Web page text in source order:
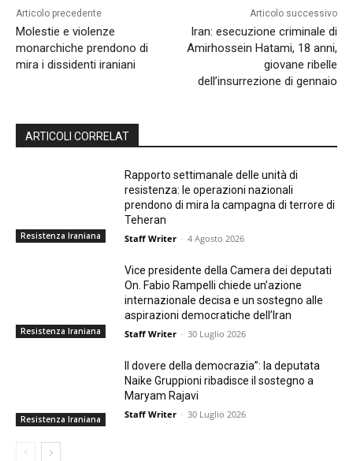
Articolo precedente
Molestie e violenze
monarchiche prendono di
mira i dissidenti iraniani
Articolo successivo
Iran: esecuzione criminale di
Amirhossein Hatami, 18 anni,
giovane ribelle
dell’insurrezione di gennaio
ARTICOLI CORRELAT
Resistenza Iraniana
Rapporto settimanale delle unità di
resistenza: le operazioni nazionali
prendono di mira la campagna di terrore di
Teheran
Staff Writer - 4 Agosto 2026
Resistenza Iraniana
Vice presidente della Camera dei deputati
On. Fabio Rampelli chiede un’azione
internazionale decisa e un sostegno alle
aspirazioni democratiche dell’Iran
Staff Writer - 30 Luglio 2026
Resistenza Iraniana
Il dovere della democrazia”: la deputata
Naike Gruppioni ribadisce il sostegno a
Maryam Rajavi
Staff Writer - 30 Luglio 2026